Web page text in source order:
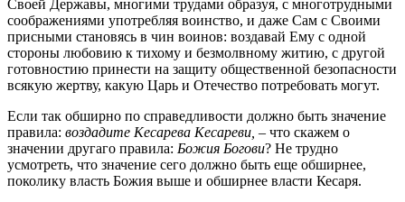
Своей Державы, многими трудами образуя, с многотрудными
соображениями употребляя воинство, и даже Сам с Своими
присными становясь в чин воинов: воздавай Ему с одной
стороны любовию к тихому и безмолвному житию, с другой
готовностию принести на защиту общественной безопасности
всякую жертву, какую Царь и Отечество потребовать могут.
Если так обширно по справедливости должно быть значение
правила: воздадите Кесарева Кесареви, – что скажем о
значении другаго правила: Божия Богови? Не трудно
усмотреть, что значение сего должно быть еще обширнее,
поколику власть Божия выше и обширнее власти Кесаря.